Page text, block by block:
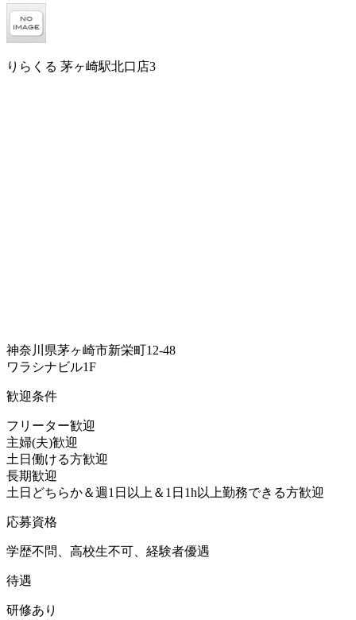
りらくる 茅ヶ崎駅北口店3
神奈川県茅ヶ崎市新栄町12-48
ワラシナビル1F
歓迎条件
フリーター歓迎
主婦(夫)歓迎
土日働ける方歓迎
長期歓迎
土日どちらか＆週1日以上＆1日1h以上勤務できる方歓迎
応募資格
学歴不問、高校生不可、経験者優遇
待遇
研修あり